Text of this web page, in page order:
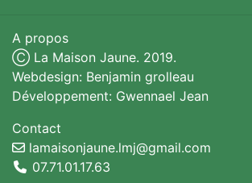
A propos
Ⓒ La Maison Jaune. 2019.
Webdesign: Benjamin grolleau
Développement: Gwennael Jean
Contact
lamaisonjaune.lmj@gmail.com
07.71.01.17.63